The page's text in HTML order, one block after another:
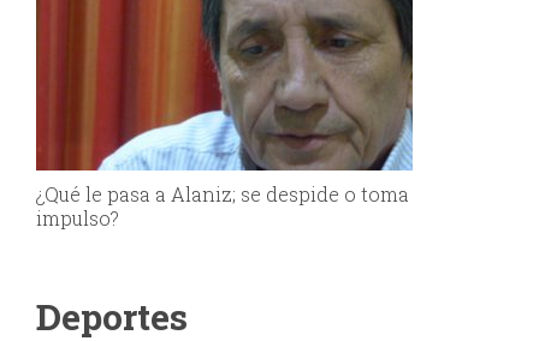
¿Qué le pasa a Alaniz; se despide o toma
impulso?
Deportes